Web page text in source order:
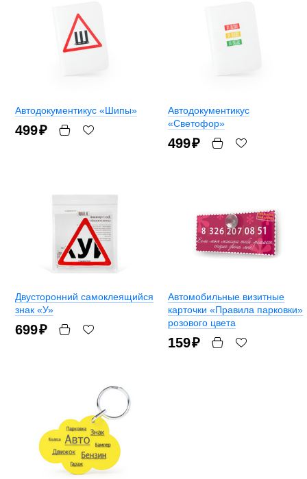
Автодокументикус «Шипы»
499₽
Автодокументикус
«Светофор»
499₽
Двусторонний самоклеящийся
знак «У»
699₽
Автомобильные визитные
карточки «Правила парковки»
розового цвета
159₽